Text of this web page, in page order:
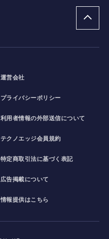
運営会社
プライバシーポリシー
利用者情報の外部送信について
テクノエッジ会員規約
特定商取引法に基づく表記
広告掲載について
情報提供はこちら